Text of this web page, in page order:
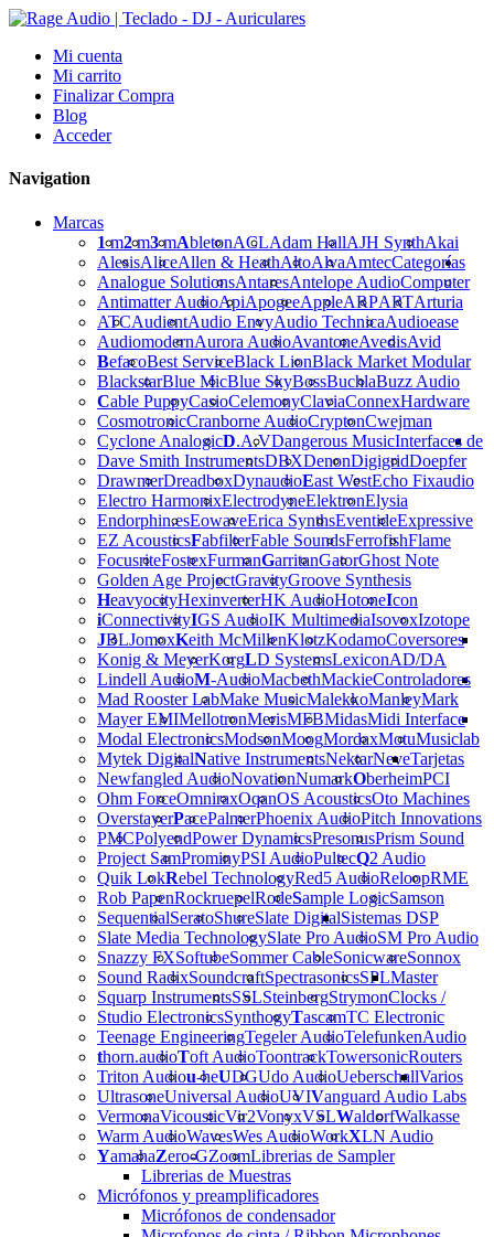
Mi cuenta
Mi carrito
Finalizar Compra
Blog
Acceder
Navigation
Marcas
1m2m3mAbletonACLAdam HallAJH SynthAkai
AlesisAliceAllen & HeathAltoAlvaAmtec
Analogue SolutionsAntaresAntelope Audio
Antimatter AudioApiApogeeAppleARPARTArturia
ATCAudientAudio EnvyAudio TechnicaAudioease
AudiomodernAurora AudioAvantoneAvedisAvid
BefacoBest ServiceBlack LionBlack Market Modular
BlackstarBlue MicBlue SkyBossBuchlaBuzz Audio
Cable PuppyCasioCelemonyClaviaConnex
CosmotronicCranborne AudioCryptonCwejman
Cyclone AnalogicD.A.VDangerous Music
Dave Smith InstrumentsDBXDenonDigigridDoepfer
DrawmerDreadboxDynaudioEast WestEcho Fix
Electro HarmonixElectrodyneElektronElysia
Endorphin.esEowaveErica SynthsEventideExpressive
EZ AcousticsFabfilterFable SoundsFerrofishFlame
FocusriteFostexFurmanGarritanGatorGhost Note
Golden Age ProjectGravityGroove Synthesis
HeavyocityHexinverterHK AudioHotoneIcon
iConnectivityIGS AudioIK MultimediaIsovoxIzotope
JBLJomoxKeith McMillenKlotzKodamo
Konig & MeyerKorgLD SystemsLexicon
Lindell AudioM-AudioMacbethMackie
Mad Rooster LabMake MusicMalekkoManleyMark
Mayer EMIMellotronMerisMFBMidas
Modal ElectronicsModsonMoogMordaxMotuMusiclab
Mytek DigitalNative InstrumentsNektarNeve
Newfangled AudioNovationNumarkOberheim
Ohm ForceOmniraxOqanOS AcousticsOto Machines
OverstayerPacePalmerPhoenix AudioPitch Innovations
PMCPolyendPower DynamicsPresonusPrism Sound
Project SamProminyPSI AudioPultecQ2 Audio
Quik LokRebel TechnologyRed5 AudioReloopRME
Rob PapenRockruepelRodeSample LogicSamson
SequentialSeratoShureSlate Digital
Slate Media TechnologySlate Pro AudioSM Pro Audio
Snazzy FXSoftubeSommer CableSonicwareSonnox
Sound RadixSoundcraftSpectrasonicsSPL
Squarp InstrumentsSSLSteinbergStrymon
Studio ElectronicsSynthogyTascamTC Electronic
Teenage EngineeringTegeler AudioTelefunken
thorn.audioToft AudioToontrackTowersonic
Triton Audiou-heUDGUdo AudioUeberschall
UltrasoneUniversal AudioUVIVanguard Audio Labs
VermonaVicousticVir2VonyxVSLWaldorfWalkasse
Warm AudioWavesWes AudioWorkXLN Audio
YamahaZero-GZoom
Categorías
Computer
Hardware
Interfaces de
audio
Coversores
AD/DA
Controladores
Midi Interface
Tarjetas
PCI
Sistemas DSP
Master
Clocks /
Audio
Routers
Varios
Librerias de Sampler
Librerias de Muestras
Micrófonos y preamplificadores
Micrófonos de condensador